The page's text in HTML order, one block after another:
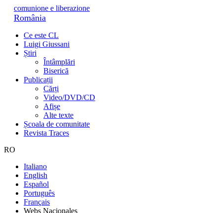
comunione e liberazione
România
Ce este CL
Luigi Giussani
Știri
Întâmplări
Biserică
Publicații
Cărți
Video/DVD/CD
Afișe
Alte texte
Școala de comunitate
Revista Traces
RO
Italiano
English
Español
Português
Français
Webs Nacionales